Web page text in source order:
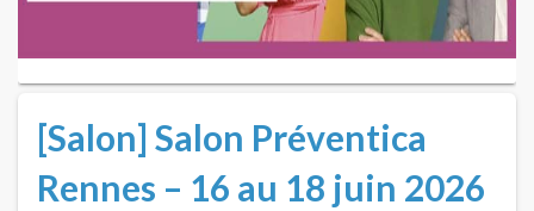
[Salon] Salon Préventica
Rennes – 16 au 18 juin 2026